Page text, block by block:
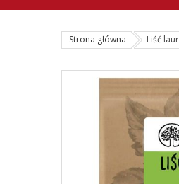
Strona główna Liść